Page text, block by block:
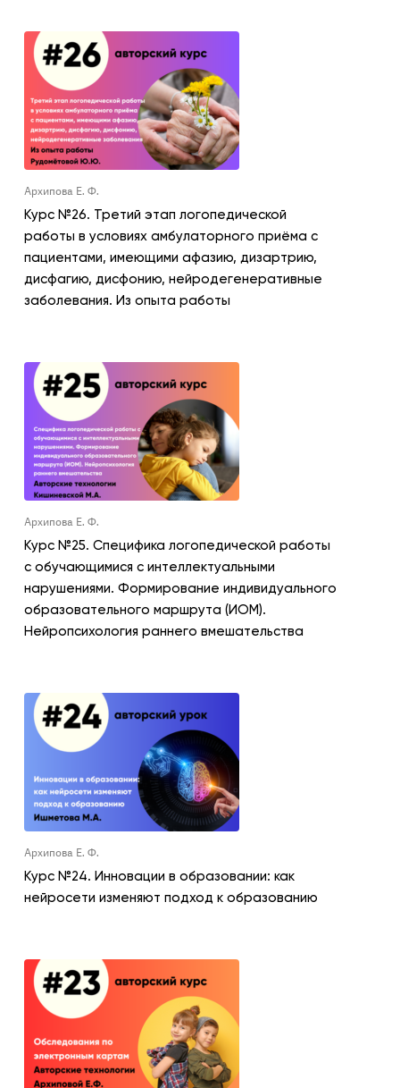
Архипова Е. Ф.
Курс №26. Третий этап логопедической
работы в условиях амбулаторного приёма с
пациентами, имеющими афазию, дизартрию,
дисфагию, дисфонию, нейродегенеративные
заболевания. Из опыта работы
Архипова Е. Ф.
Курс №25. Специфика логопедической работы
с обучающимися с интеллектуальными
нарушениями. Формирование индивидуального
образовательного маршрута (ИОМ).
Нейропсихология раннего вмешательства
Архипова Е. Ф.
Курс №24. Инновации в образовании: как
нейросети изменяют подход к образованию